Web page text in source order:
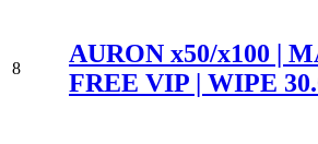
8
AURON x50/x100 |
FREE VIP | WIPE